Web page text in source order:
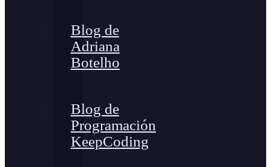
Blog de
Adriana
Botelho
Blog de
Programación
KeepCoding